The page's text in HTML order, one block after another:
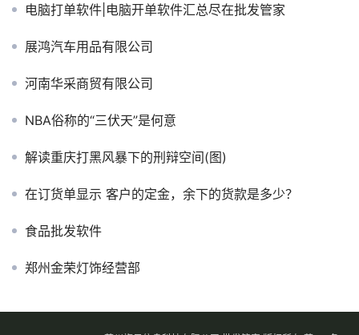
电脑打单软件|电脑开单软件汇总尽在批发管家
展鸿汽车用品有限公司
河南华采商贸有限公司
NBA俗称的“三伏天”是何意
解读重庆打黑风暴下的刑辩空间(图)
在订货单显示 客户的定金，余下的货款是多少？
食品批发软件
郑州金荣灯饰经营部